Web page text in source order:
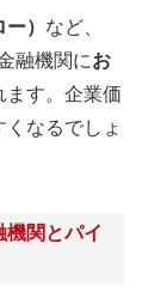
） など、
融機関にお
ます。企業価
なるでしょ
機関とパイ